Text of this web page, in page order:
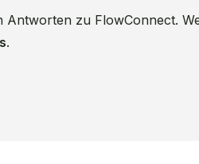
Antworten zu FlowConnect.
.